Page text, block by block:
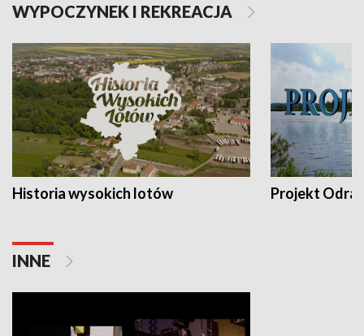
WYPOCZYNEK I REKREACJA
Historia wysokich lotów Projekt Odra
INNE